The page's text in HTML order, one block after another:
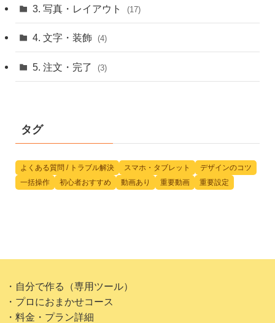
3. 写真・レイアウト (17)
4. 文字・装飾 (4)
5. 注文・完了 (3)
タグ
よくある質問 / トラブル解決 スマホ・タブレット
デザインのコツ
一括操作
初心者おすすめ 動画あり 重要動画 重要設定
・自分で作る（専用ツール）
・プロにおまかせコース
・料金・プラン詳細